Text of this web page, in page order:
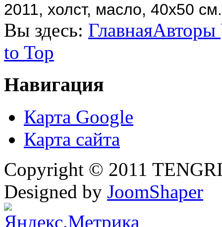
2011, холст, масло, 40х50 см.
Вы здесь: ГлавнаяАвторы
to Top
Навигация
Карта Google
Карта сайта
Copyright © 2011
Designed by JoomShaper